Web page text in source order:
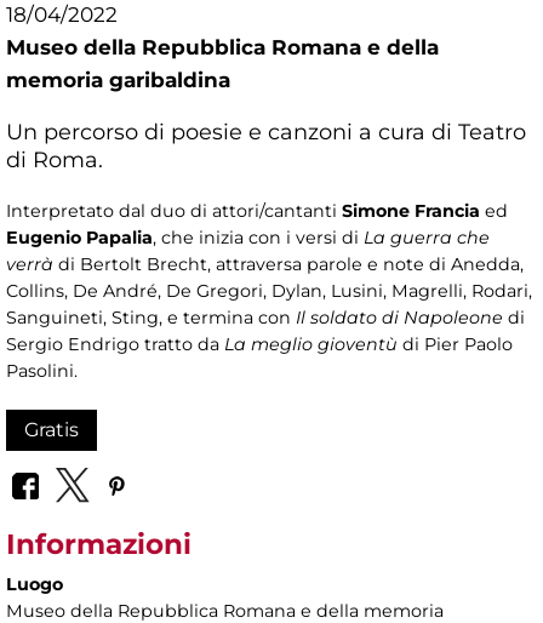
18/04/2022
Museo della Repubblica Romana e della
memoria garibaldina
Un percorso di poesie e canzoni a cura di Teatro
di Roma.
Interpretato dal duo di attori/cantanti Simone Francia ed
Eugenio Papalia, che inizia con i versi di La guerra che
verrà di Bertolt Brecht, attraversa parole e note di Anedda,
Collins, De André, De Gregori, Dylan, Lusini, Magrelli, Rodari,
Sanguineti, Sting, e termina con Il soldato di Napoleone di
Sergio Endrigo tratto da La meglio gioventù di Pier Paolo
Pasolini.
Gratis
Informazioni
Luogo
Museo della Repubblica Romana e della memoria